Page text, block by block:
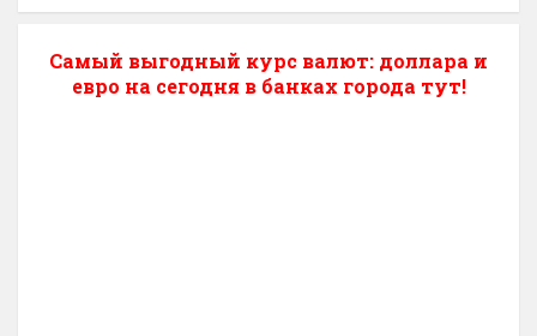
Самый выгодный курс валют: доллара и
евро на сегодня в банках города тут!